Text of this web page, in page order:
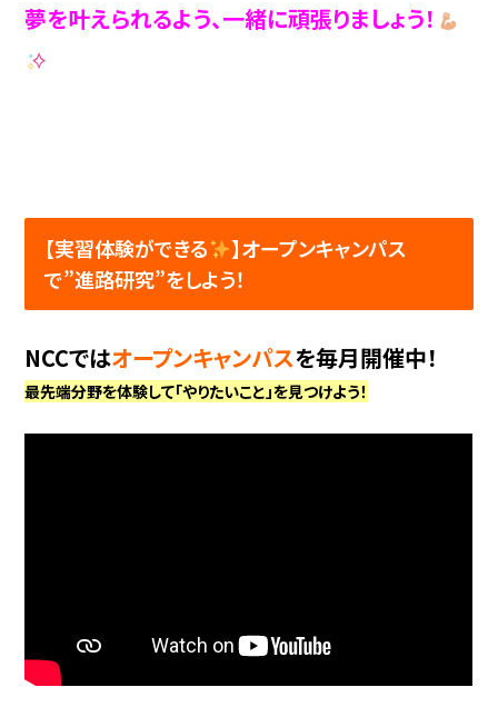
夢を叶えられるよう、一緒に頑張りましょう！
【実習体験ができる
】オープンキャンパス
で”進路研究”をしよう！
NCCではオープンキャンパスを毎月開催中！
最先端分野を体験して「やりたいこと」を見つけよう！